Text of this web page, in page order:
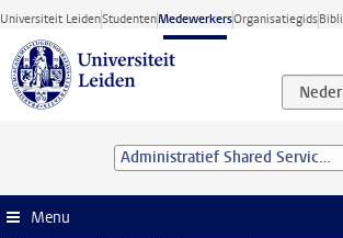
Ga direct naar de inhoud
Universiteit LeidenStudentenMedewerkersOrganisatiegids
Administratief Shared Service Centre
Menu